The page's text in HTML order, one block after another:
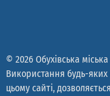
© 2026 Обухівська
Використання будь-яких
цьому сайті,